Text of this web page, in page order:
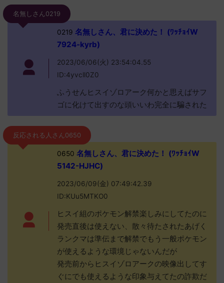
名無しさん0219
0219 名無しさん、君に決めた！ (ﾜｯﾁｮｲW
7924-kyrb)
2023/06/06(火) 23:54:04.55
ID:4yvcll0Z0
ふうせんヒスイゾロアーク何かと思えばサフ
ゴに化けて出すのな頭いいわ完全に騙された
反応される人さん0650
0650 名無しさん、君に決めた！ (ﾜｯﾁｮｲW
5142-HJHC)
2023/06/09(金) 07:49:42.39
ID:KUu5MTKO0
ヒスイ組のポケモン解禁楽しみにしてたのに
発売直後は使えない、散々待たされたあげく
ランクマは準伝まで解禁でもう一般ポケモン
が使えるような環境じゃないんだが
発売前からヒスイゾロアークの映像出してす
ぐにでも使えるような印象与えてたの詐欺だ